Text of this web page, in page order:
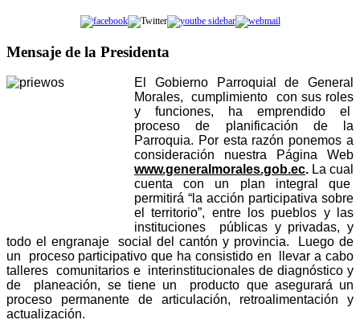
Mensaje de la Presidenta
El Gobierno Parroquial de General
Morales, cumplimiento con sus roles
y funciones, ha emprendido el
proceso de planificación de la
Parroquia. Por esta razón ponemos a
consideración nuestra Página Web
www.generalmorales.gob.ec. La cual
cuenta con un plan integral que
permitirá “la acción participativa sobre
el territorio”, entre los pueblos y las
instituciones públicas y privadas, y
todo el engranaje social del cantón y provincia. Luego de
un proceso participativo que ha consistido en llevar a cabo
talleres comunitarios e interinstitucionales de diagnóstico y
de planeación, se tiene un producto que asegurará un
proceso permanente de articulación, retroalimentación y
actualización.